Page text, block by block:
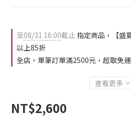
至08/31 16:00截止 指定商品，【盛
以上85折
全店，單筆訂單滿2500元，超取免
查看更多
NT$2,600